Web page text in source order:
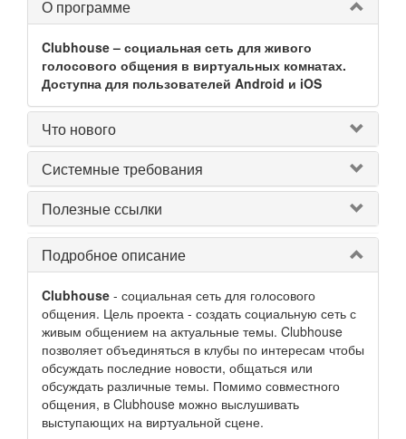
О программе
Clubhouse – социальная сеть для живого
голосового общения в виртуальных комнатах.
Доступна для пользователей Android и iOS
Что нового
Системные требования
Полезные ссылки
Подробное описание
Clubhouse - социальная сеть для голосового
общения. Цель проекта - создать социальную сеть с
живым общением на актуальные темы. Clubhouse
позволяет объединяться в клубы по интересам чтобы
обсуждать последние новости, общаться или
обсуждать различные темы. Помимо совместного
общения, в Clubhouse можно выслушивать
выступающих на виртуальной сцене.